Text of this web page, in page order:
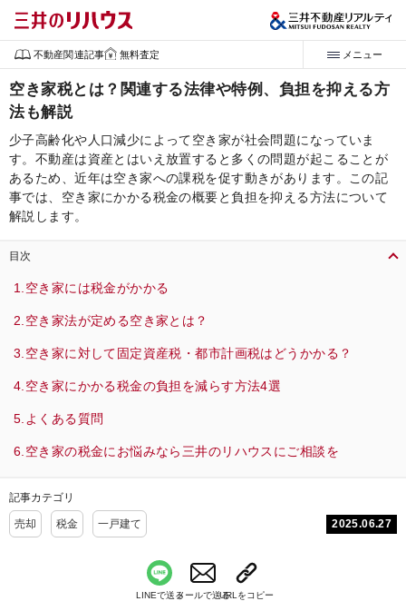
不動産関連記事 無料査定 メニュー
空き家税とは？関連する法律や特例、負担を抑える方
法も解説
少子高齢化や人口減少によって空き家が社会問題になっていま
す。不動産は資産とはいえ放置すると多くの問題が起こることが
あるため、近年は空き家への課税を促す動きがあります。この記
事では、空き家にかかる税金の概要と負担を抑える方法について
解説します。
目次
空き家には税金がかかる
空き家法が定める空き家とは？
空き家に対して固定資産税・都市計画税はどうかかる？
空き家にかかる税金の負担を減らす方法4選
よくある質問
空き家の税金にお悩みなら三井のリハウスにご相談を
記事カテゴリ
売却 税金 一戸建て 2025.06.27
LINEで送るメールで送るURLをコピー